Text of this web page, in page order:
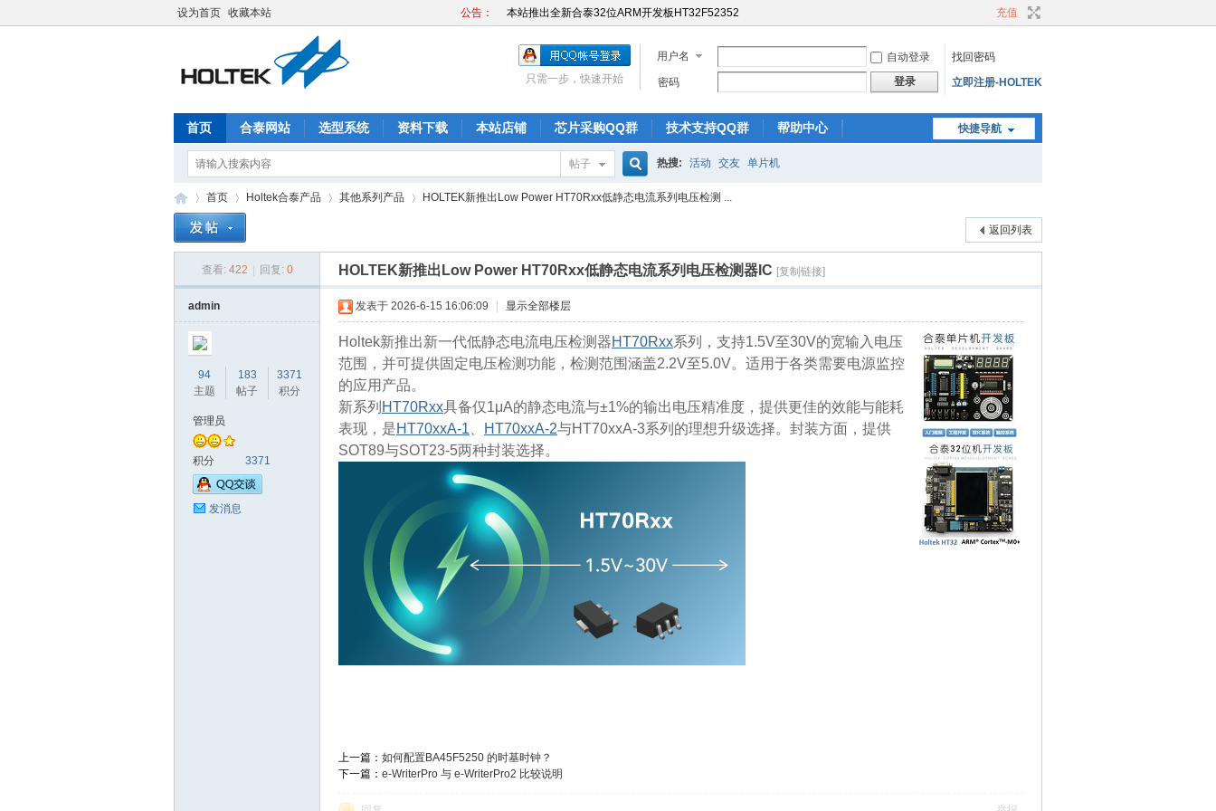
设为首页 收藏本站 充值
用户名 自动登录
找回密码
密码
登录 立即注册-HOLTEK
只需一步，快速开始
快捷导航
首页 合泰网站 选型系统 资料下载 本站店铺 芯片采购QQ群 技术支持QQ群 帮助中心
帖子
搜
索
热搜: 活动 交友 单片机
首页
›
Holtek合泰产品 其他系列产品
›
HOLTEK新推出Low Power HT70Rxx低静态电流系列电压检测 ...
返回列表
查看: 422 回复: 0 HOLTEK新推出Low Power HT70Rxx低静态电流系列电压检测器IC [复制链接]
admin
94
主题
183
帖子
3371
积分
管理员
积分 3371
发消息
发表于 2026-6-15 16:06:09 显示全部楼层
Holtek新推出新一代低静态电流电压检测器HT70Rxx系列，支持1.5V至30V的宽输入电压
范围，并可提供固定电压检测功能，检测范围涵盖2.2V至5.0V。适用于各类需要电源监控
的应用产品。
新系列 HT70Rxx具备仅1μA的静态电流与±1%的输出电压精准度，提供更佳的效能与能耗
表现，是HT70xxA-1 HT70xxA-2与HT70xxA-3系列的理想升级选择。封装方面，提供
SOT89与SOT23-5两种封装选择。
上一篇： 如何配置BA45F5250 的时基时钟？
下一篇： e-WriterPro 与 e-WriterPro2 比较说明
公告：
本站推出全新合泰32位ARM开发板HT32F52352
本站推出全新合泰32位ARM开发板HT32F52352
本站推出全新合泰开发板,帮助初学者快速入门！
本站推出全新合泰32位ARM开发板HT32F52352